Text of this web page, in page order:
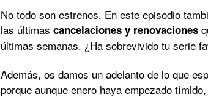
No todo son estrenos. En este episodio
las últimas cancelaciones y renovaciones
últimas semanas. ¿Ha sobrevivido tu serie
Además, os damos un adelanto de lo que
porque aunque enero haya empezado